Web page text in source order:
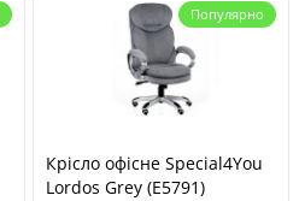
Популярно
Крісло офісне Special4You
Lordos Grey (E5791)